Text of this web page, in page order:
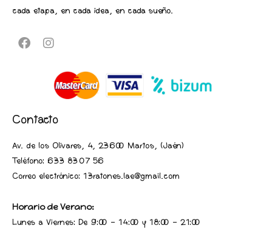
cada etapa, en cada idea, en cada sueño.
Contacto
Av. de los Olivares, 4, 23600 Martos, (Jaén)
Teléfono: 633 83 07 56
Correo electrónico: 13ratones.lae@gmail.com
Horario de Verano:
Lunes a Viernes: De 9:00 - 14:00 y 18:00 - 21:00